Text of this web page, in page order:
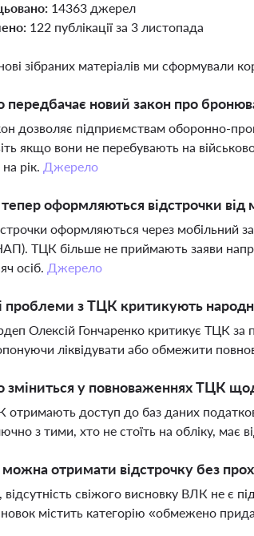
14363 джерел
122 публікації за 3 листопада
зібраних матеріалів ми сформували
новий закон про
дозволяє підприємствам оборонно-
якщо вони не перебувають на
на рік. Джерело
оформляються відстрочки від
оформляються через мобільний
ТЦК більше не приймають заяви
осіб. Джерело
проблеми з ТЦК критикують
Олексій Гончаренко критикує ТЦК
ліквідувати або обмежити
у повноваженнях ТЦК
отримають доступ до баз даних
з тими, хто не стоїть на обліку, має
отримати відстрочку без
відсутність свіжого висновку ВЛК не є
містить категорію «обмежено